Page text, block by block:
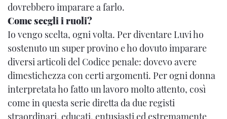
dovrebbero imparare a farlo.
Come scegli i ruoli?
Io vengo scelta, ogni volta. Per diventare Luvi ho
sostenuto un super provino e ho dovuto imparare
diversi articoli del Codice penale: dovevo avere
dimestichezza con certi argomenti. Per ogni donna
interpretata ho fatto un lavoro molto attento, così
come in questa serie diretta da due registi
straordinari, educati, entusiasti ed estremamente